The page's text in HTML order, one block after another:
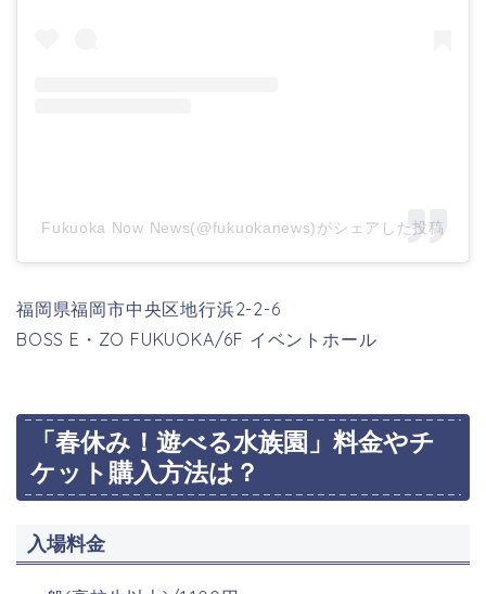
Fukuoka Now News(@fukuokanews)がシェアした投稿
福岡県福岡市中央区地行浜2-2-6
BOSS E・ZO FUKUOKA/6F イベントホール
「春休み！遊べる水族園」料金やチ
ケット購入方法は？
入場料金